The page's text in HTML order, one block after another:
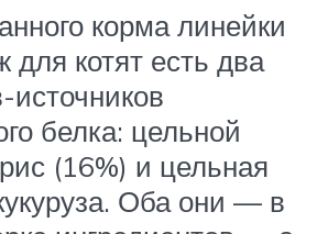
корма линейки
для котят есть два
источников
белка: цельной
(16%) и цельная
Оба они — в